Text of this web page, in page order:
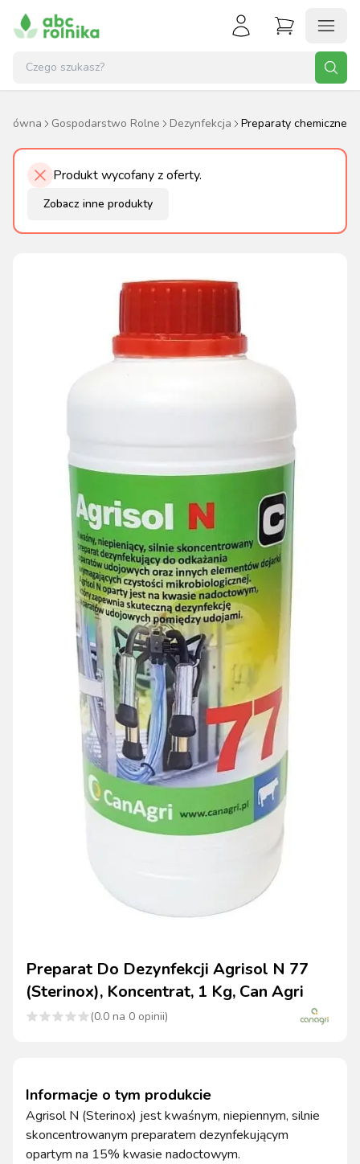
Gospodarstwo Rolne Dezynfekcja Preparaty chemiczne
Produkt wycofany z oferty.
Zobacz inne produkty
Preparat Do Dezynfekcji Agrisol N 77
(Sterinox), Koncentrat, 1 Kg, Can Agri
(0.0 na 0 opinii)
Informacje o tym produkcie
Agrisol N (Sterinox) jest kwaśnym, niepiennym, silnie
skoncentrowanym preparatem dezynfekującym
opartym na 15% kwasie nadoctowym.